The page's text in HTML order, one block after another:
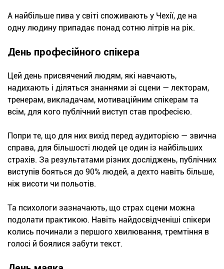
А найбільше пива у світі споживають у Чехії, де на
одну людину припадає понад сотню літрів на рік.
День професійного спікера
Цей день присвячений людям, які навчають,
надихають і діляться знаннями зі сцени — лекторам,
тренерам, викладачам, мотиваційним спікерам та
всім, для кого публічний виступ став професією.
Попри те, що для них вихід перед аудиторією — звична
справа, для більшості людей це один із найбільших
страхів. За результатами різних досліджень, публічних
виступів бояться до 90% людей, а дехто навіть більше,
ніж висоти чи польотів.
Та психологи зазначають, що страх сцени можна
подолати практикою. Навіть найдосвідченіші спікери
колись починали з першого хвилювання, тремтіння в
голосі й боялися забути текст.